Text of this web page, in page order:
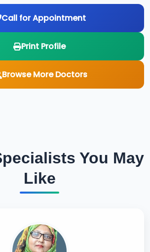
Call for Appointment
Print Profile
Browse More Doctors
You May
Like